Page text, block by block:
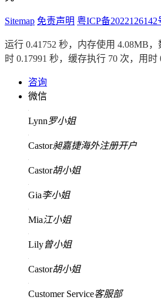
Sitemap 免责声明 粤ICP备2022126142
运行 0.41752 秒，内存使用 4.08MB
时 0.17991 秒，缓存执行 70 次，用时
咨询
微信
Lynn罗小姐
Castor昶嘉捷海外注册开户
Castor胡小姐
Gia李小姐
Mia江小姐
Lily曾小姐
Castor胡小姐
Customer Service客服部